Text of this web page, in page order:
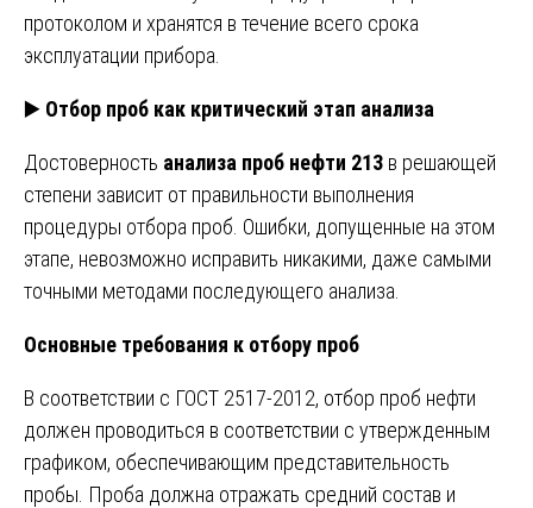
протоколом и хранятся в течение всего срока
эксплуатации прибора.
▶️ Отбор проб как критический этап анализа
Достоверность анализа проб нефти 213 в решающей
степени зависит от правильности выполнения
процедуры отбора проб. Ошибки, допущенные на этом
этапе, невозможно исправить никакими, даже самыми
точными методами последующего анализа.
Основные требования к отбору проб
В соответствии с ГОСТ 2517-2012, отбор проб нефти
должен проводиться в соответствии с утвержденным
графиком, обеспечивающим представительность
пробы. Проба должна отражать средний состав и